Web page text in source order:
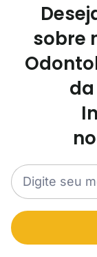
sobre